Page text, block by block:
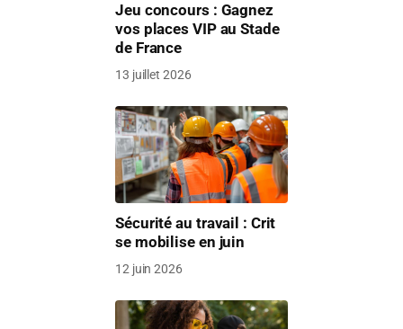
Jeu concours : Gagnez
vos places VIP au Stade
de France
13 juillet 2026
Sécurité au travail : Crit
se mobilise en juin
12 juin 2026